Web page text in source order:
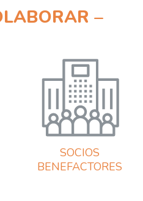
–
SOCIOS
BENEFACTORES